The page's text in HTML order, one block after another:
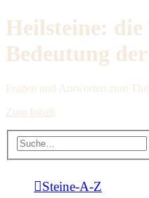
Heilsteine:
Bedeutung
Fragen und Antworten zum
Zum Inhalt
Steine-A-Z